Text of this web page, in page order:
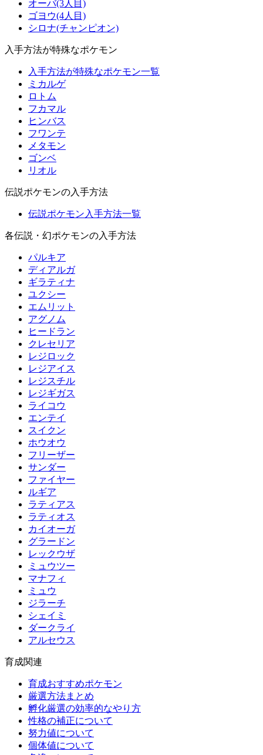
オーバ(3人目)
ゴヨウ(4人目)
シロナ(チャンピオン)
入手方法が特殊なポケモン
入手方法が特殊なポケモン一覧
ミカルゲ
ロトム
フカマル
ヒンバス
フワンテ
メタモン
ゴンベ
リオル
伝説ポケモンの入手方法
伝説ポケモン入手方法一覧
各伝説・幻ポケモンの入手方法
パルキア
ディアルガ
ギラティナ
ユクシー
エムリット
アグノム
ヒードラン
クレセリア
レジロック
レジアイス
レジスチル
レジギガス
ライコウ
エンテイ
スイクン
ホウオウ
フリーザー
サンダー
ファイヤー
ルギア
ラティアス
ラティオス
カイオーガ
グラードン
レックウザ
ミュウツー
マナフィ
ミュウ
ジラーチ
シェイミ
ダークライ
アルセウス
育成関連
育成おすすめポケモン
厳選方法まとめ
孵化厳選の効率的なやり方
性格の補正について
努力値について
個体値について